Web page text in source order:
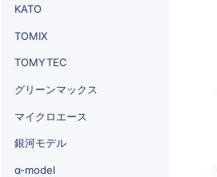
KATO
TOMIX
TOMYTEC
グリーンマックス
マイクロエース
銀河モデル
α-model